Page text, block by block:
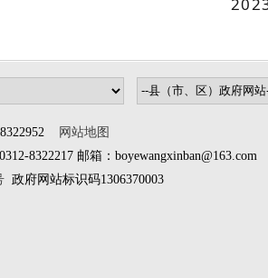
网站地图
8322217 邮箱：boyewangxinban@163.com
政府网站标识码1306370003